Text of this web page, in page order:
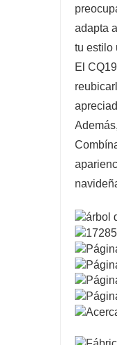
adapta
tu estilo
El